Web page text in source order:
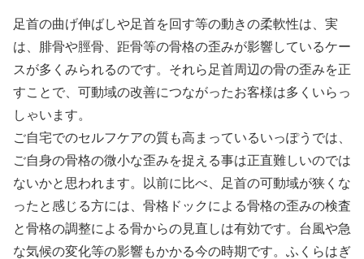
足首の曲げ伸ばしや足首を回す等の動きの柔軟性は、実
は、腓骨や脛骨、距骨等の骨格の歪みが影響しているケー
スが多くみられるのです。それら足首周辺の骨の歪みを正
すことで、可動域の改善につながったお客様は多くいらっ
しゃいます。
ご自宅でのセルフケアの質も高まっているいっぽうでは、
ご自身の骨格の微小な歪みを捉える事は正直難しいのでは
ないかと思われます。以前に比べ、足首の可動域が狭くな
ったと感じる方には、骨格ドックによる骨格の歪みの検査
と骨格の調整による骨からの見直しは有効です。台風や急
な気候の変化等の影響もかかる今の時期です。ふくらはぎ